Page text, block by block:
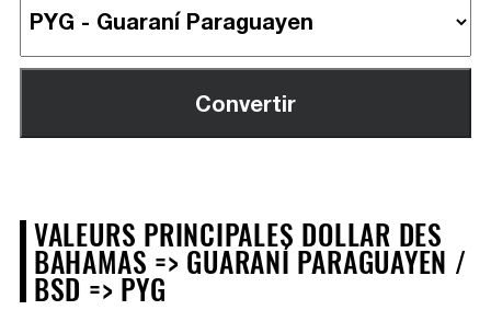
VALEURS PRINCIPALES DOLLAR DES
BAHAMAS => GUARANÍ PARAGUAYEN /
BSD => PYG